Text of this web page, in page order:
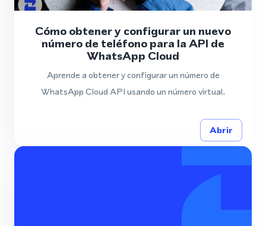
Cómo obtener y configurar un nuevo
número de teléfono para la API de
WhatsApp Cloud
Aprende a obtener y configurar un número de
WhatsApp Cloud API usando un número virtual.
Abrir